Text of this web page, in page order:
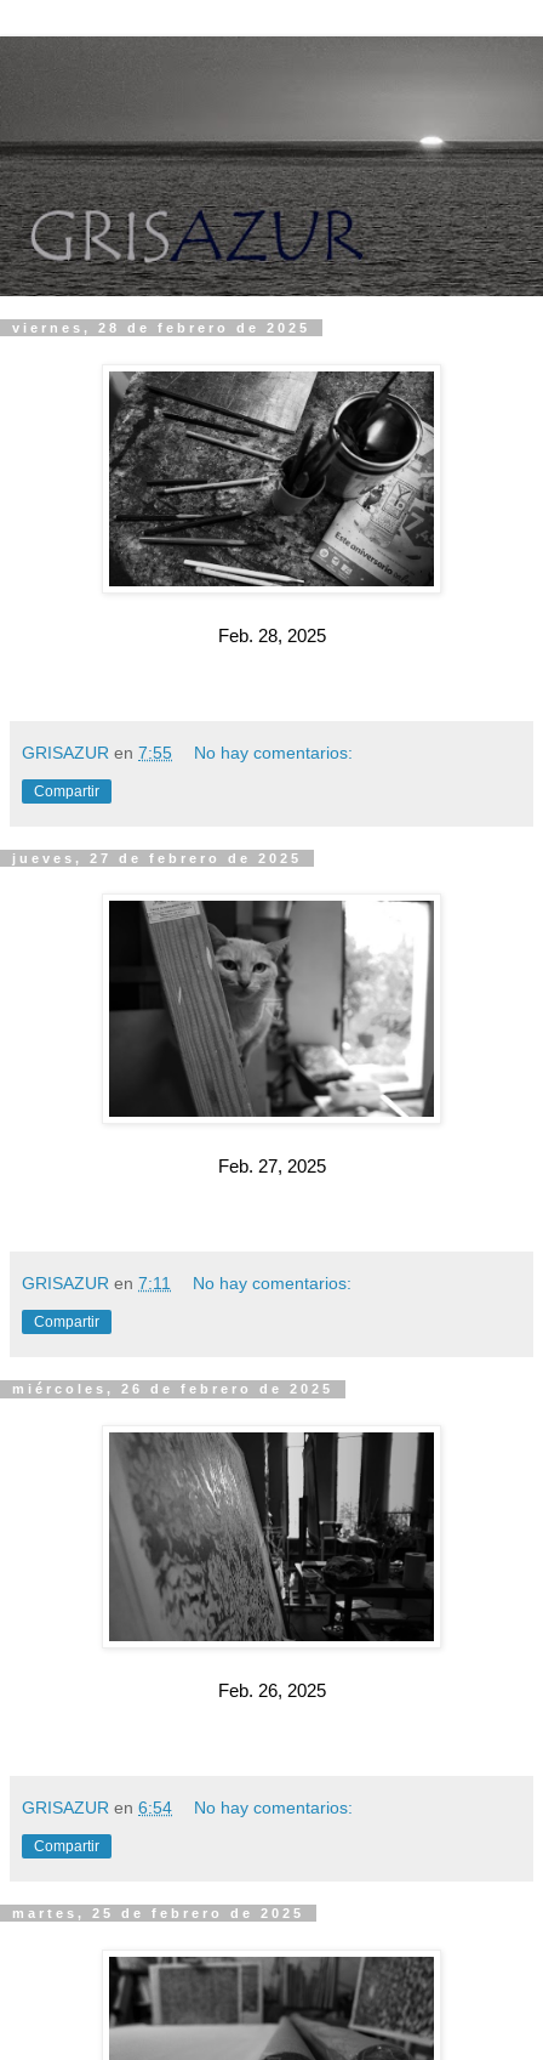
viernes, 28 de febrero de 2025
Feb. 28, 2025
GRISAZUR en 7:55 No hay comentarios:
Compartir
jueves, 27 de febrero de 2025
Feb. 27, 2025
GRISAZUR en 7:11 No hay comentarios:
Compartir
miércoles, 26 de febrero de 2025
Feb. 26, 2025
GRISAZUR en 6:54 No hay comentarios:
Compartir
martes, 25 de febrero de 2025